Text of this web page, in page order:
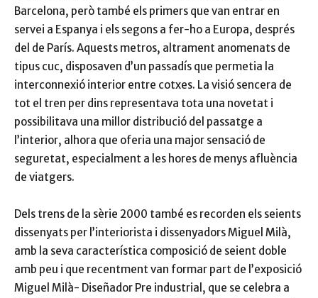
Barcelona, però també els primers que van entrar en
servei a Espanya i els segons a fer-ho a Europa, després
del de París. Aquests metros, altrament anomenats de
tipus cuc, disposaven d’un passadís que permetia la
interconnexió interior entre cotxes. La visió sencera de
tot el tren per dins representava tota una novetat i
possibilitava una millor distribució del passatge a
l’interior, alhora que oferia una major sensació de
seguretat, especialment a les hores de menys afluència
de viatgers.
Dels trens de la sèrie 2000 també es recorden els seients
dissenyats per l’interiorista i dissenyadors Miguel Milà,
amb la seva característica composició de seient doble
amb peu i que recentment van formar part de l’exposició
Miguel Milà- Diseñador Pre industrial, que se celebra a